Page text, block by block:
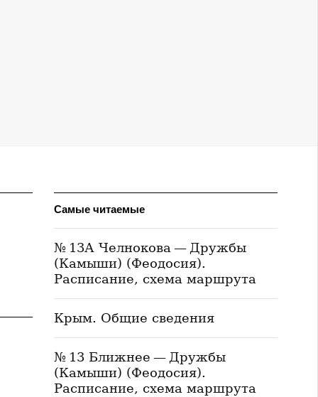
Самые читаемые
№ 13А Челнокова — Дружбы
(Камыши) (Феодосия).
Расписание, схема маршрута
Крым. Общие сведения
№ 13 Ближнее — Дружбы
(Камыши) (Феодосия).
Расписание, схема маршрута